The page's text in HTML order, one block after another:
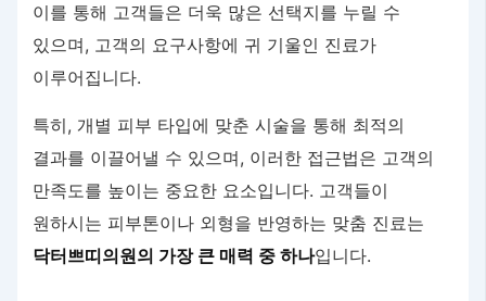
이를 통해 고객들은 더욱 많은 선택지를 누릴 수
있으며, 고객의 요구사항에 귀 기울인 진료가
이루어집니다.
특히, 개별 피부 타입에 맞춘 시술을 통해 최적의
결과를 이끌어낼 수 있으며, 이러한 접근법은 고객의
만족도를 높이는 중요한 요소입니다. 고객들이
원하시는 피부톤이나 외형을 반영하는 맞춤 진료는
닥터쁘띠의원의 가장 큰 매력 중 하나입니다.